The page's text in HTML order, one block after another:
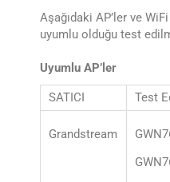
Aşağıdaki AP’ler ve
uyumlu olduğu test
Uyumlu AP’ler
SATICI Test
Grandstream